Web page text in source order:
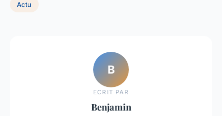
Actu
B
ECRIT PAR
Benjamin